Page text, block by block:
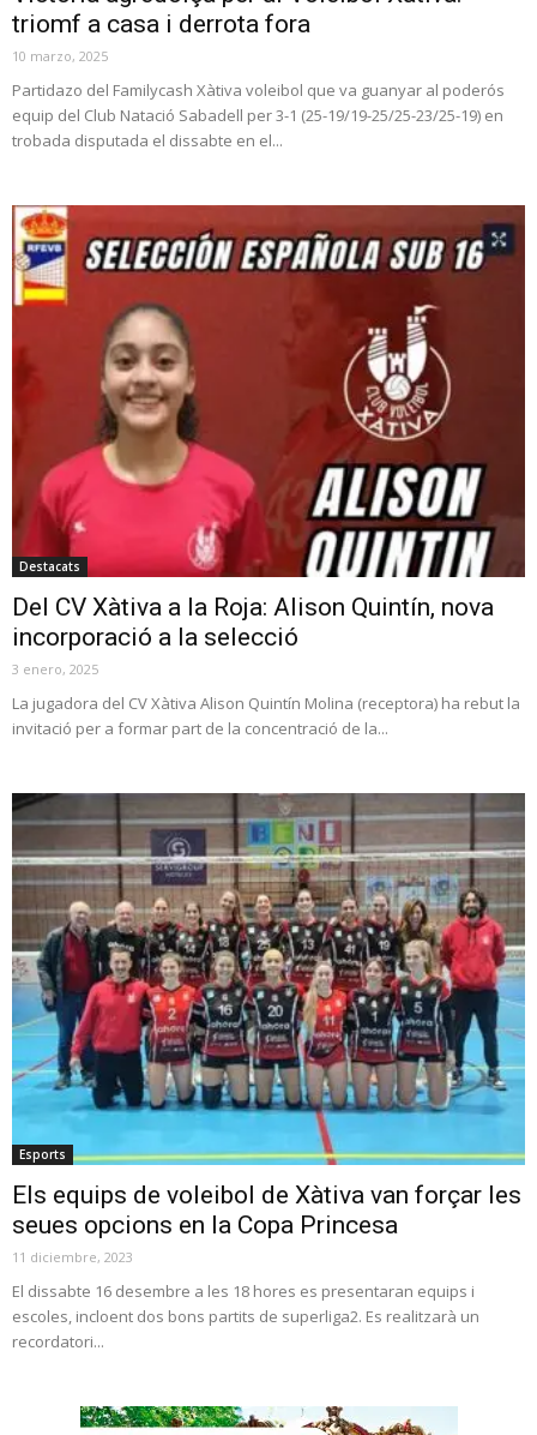
triomf a casa i derrota fora
10 marzo, 2025
Partidazo del Familycash Xàtiva voleibol que va guanyar al poderós
equip del Club Natació Sabadell per 3-1 (25-19/19-25/25-23/25-19) en
trobada disputada el dissabte en el...
Destacats
Del CV Xàtiva a la Roja: Alison Quintín, nova
incorporació a la selecció
3 enero, 2025
La jugadora del CV Xàtiva Alison Quintín Molina (receptora) ha rebut la
invitació per a formar part de la concentració de la...
Esports
Els equips de voleibol de Xàtiva van forçar les
seues opcions en la Copa Princesa
11 diciembre, 2023
El dissabte 16 desembre a les 18 hores es presentaran equips i
escoles, incloent dos bons partits de superliga2. Es realitzarà un
recordatori...